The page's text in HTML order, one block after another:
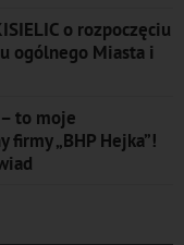
o rozpoczęciu
ogólnego Miasta i
to moje
firmy „BHP Hejka”!